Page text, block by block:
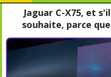
Jaguar C-X75, et
souhaite, parce